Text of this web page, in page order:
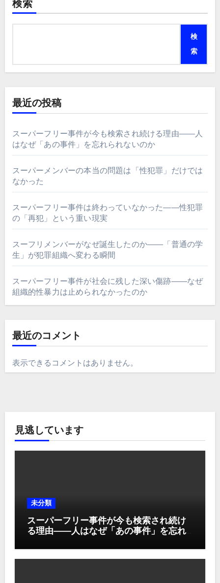
検索
検
索
最近の投稿
スーパーフリー事件が今も検索され続ける理由――人
はなぜ「あの事件」を忘れられないのか
スーパーメンバーの本当の問題は「性犯罪」だけでは
なかった
スーパーフリー事件は終わっていなかった――性犯罪
の「再犯」という重い現実
スーフリメンバーがなぜ誕生したのか――「普通の学
生」が犯罪組織へ変わる瞬間
スーパーフリー事件が社会に残した深い傷跡――なぜ
組織的性暴力は止められなかったのか
最近のコメント
表示できるコメントはありません。
見逃しています
未分類
スーパーフリー事件が今も検索され続け
る理由――人はなぜ「あの事件」を忘れ